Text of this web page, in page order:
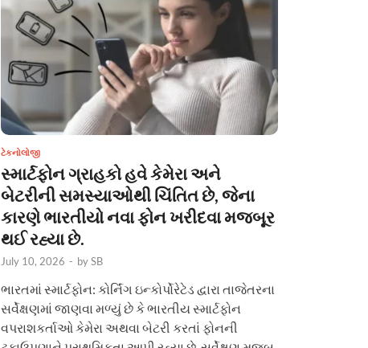
ટેકનોલોજી
સ્માર્ટફોન ગ્રાહકો હવે કેમેરા અને
બેટરીની સમસ્યાઓથી ચિંતિત છે, જેના
કારણે ભારતીયો નવા ફોન ખરીદવા મજબૂર
થઈ રહ્યા છે.
July 10, 2026 - bySB
ભારતમાં સ્માર્ટફોન: કોર્નિંગ ઇન્કોર્પોરેટેડ દ્વારા તાજેતરના
સર્વેક્ષણમાં જાણવા મળ્યું છે કે ભારતીય સ્માર્ટફોન
વપરાશકર્તાઓ કેમેરા અથવા બેટરી કરતાં ફોનની